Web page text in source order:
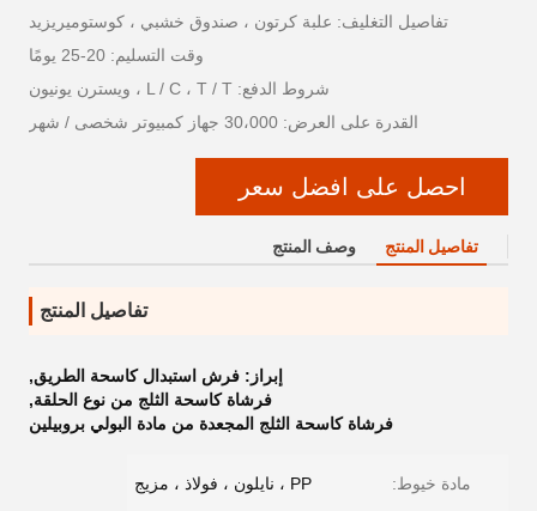
تفاصيل التغليف: علبة كرتون ، صندوق خشبي ، كوستوميريزيد
وقت التسليم: 20-25 يومًا
شروط الدفع: L / C ، T / T ، ويسترن يونيون
القدرة على العرض: 30،000 جهاز كمبيوتر شخصى / شهر
احصل على افضل سعر
تفاصيل المنتج وصف المنتج
تفاصيل المنتج
إبراز: فرش استبدال كاسحة الطريق,
فرشاة كاسحة الثلج من نوع الحلقة,
فرشاة كاسحة الثلج المجعدة من مادة البولي بروبيلين
مادة خيوط: PP ، نايلون ، فولاذ ، مزيج